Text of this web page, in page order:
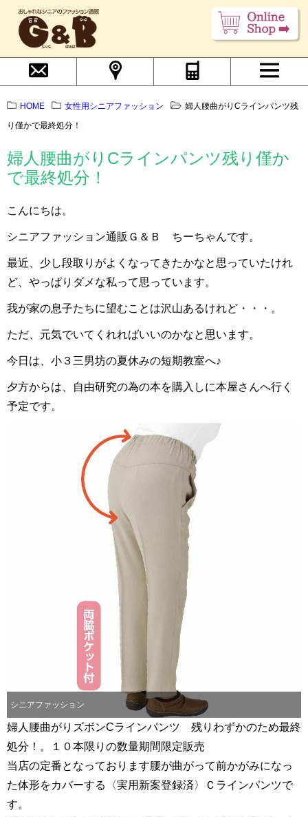
HOME 女性用シニアファッション
婦人腰曲がりCラインパンツ残
り僅かで最終処分！
婦人腰曲がりCラインパンツ残り僅か
で最終処分！
こんにちは。
シニアファッション通販Ｇ＆Ｂ ちーちゃんです。
最近、少し段取りがよくなってきたかなと思っていたけれ
ど、やっぱりダメな私って思っています。
我が家の息子たちに望むことは沢山あるけれど・・・。
ただ、元気でいてくれればいいのかなと思います。
今日は、小３三男坊の夏休みの短期教室へ♪
夕方からは、自由研究の為の本を購入しに本屋さんへ行く
予定です。
シニアファッション
婦人腰曲がりズボンCラインパンツ 残りわずかのため最終
処分！。１０本限りの数量期間限定販売
当店の定番となっております腰が曲がって前かがみになっ
た体形をカバーする〈実用新案登録済〉Ｃラインパンツで
す。